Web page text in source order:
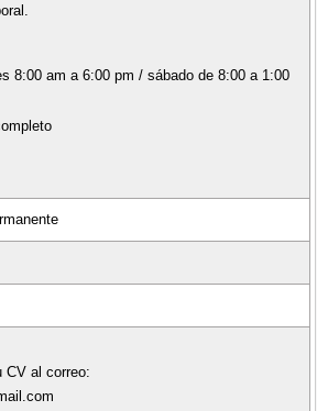
8:00 am a 6:00 pm / sábado de 8:00 a 1:00
CV al correo: